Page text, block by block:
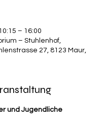
– 16:00
– Stuhlenhof,
27, 8123 Maur,
und Jugendliche